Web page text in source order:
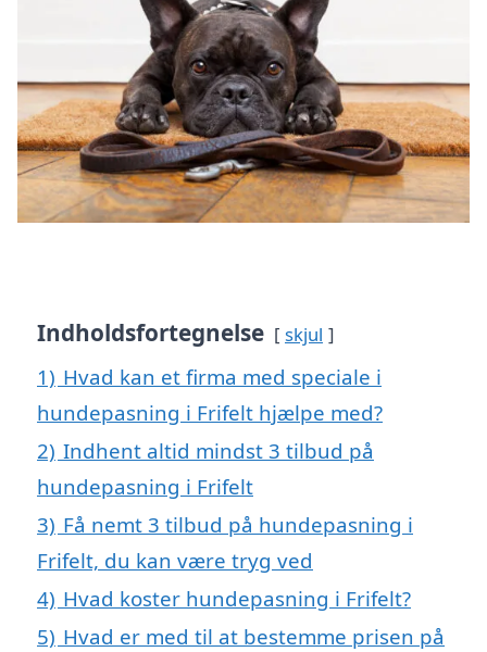
Indholdsfortegnelse skjul
1) Hvad kan et firma med speciale i
hundepasning i Frifelt hjælpe med?
2) Indhent altid mindst 3 tilbud på
hundepasning i Frifelt
3) Få nemt 3 tilbud på hundepasning i
Frifelt, du kan være tryg ved
4) Hvad koster hundepasning i Frifelt?
5) Hvad er med til at bestemme prisen på